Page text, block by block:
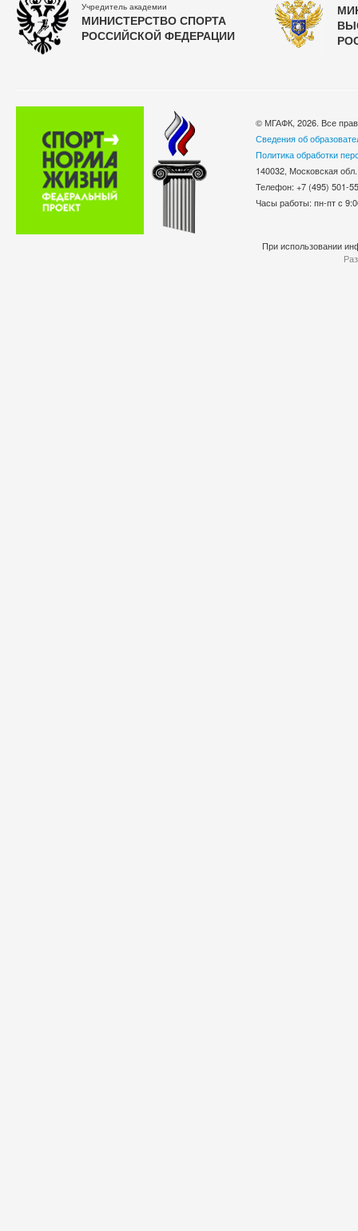
Учредитель академии
МИНИСТЕРСТВО СПОРТА
РОССИЙСКОЙ ФЕДЕРАЦИИ
© МГАФК, 2026. Все
Сведения об
Политика обработки
140032, Московская
Телефон: +7 (495)
Часы работы: пн-пт с
При использовании